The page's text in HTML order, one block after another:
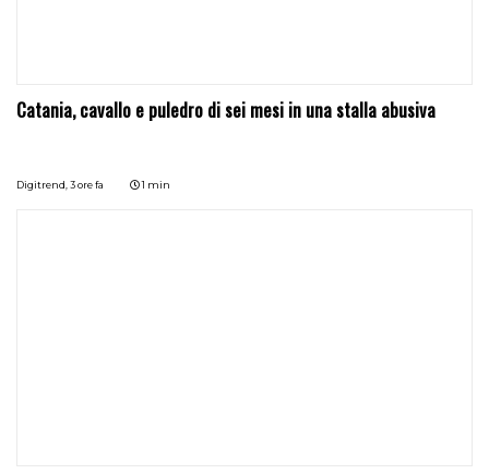
Catania, cavallo e puledro di sei mesi in una stalla abusiva
Digitrend,3 ore fa 1 min